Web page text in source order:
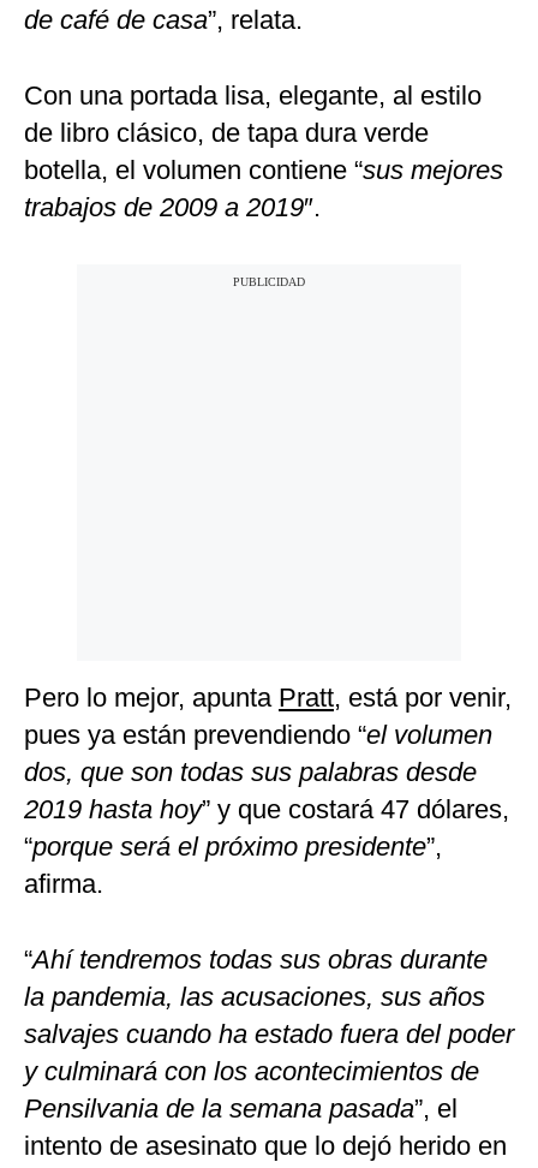
de café de casa”, relata.
Con una portada lisa, elegante, al estilo
de libro clásico, de tapa dura verde
botella, el volumen contiene “sus mejores
trabajos de 2009 a 2019″.
Pero lo mejor, apunta Pratt, está por venir,
pues ya están prevendiendo “el volumen
dos, que son todas sus palabras desde
2019 hasta hoy” y que costará 47 dólares,
“porque será el próximo presidente”,
afirma.
“Ahí tendremos todas sus obras durante
la pandemia, las acusaciones, sus años
salvajes cuando ha estado fuera del poder
y culminará con los acontecimientos de
Pensilvania de la semana pasada”, el
intento de asesinato que lo dejó herido en